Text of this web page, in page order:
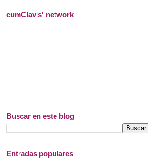
cumClavis' network
Buscar en este blog
Entradas populares